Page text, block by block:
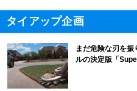
タイアップ企画
まだ危険な刃を
ルの決定版「